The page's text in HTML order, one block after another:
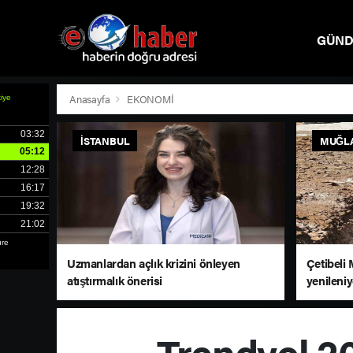
Anasayfa EKONOMİ
İSTANBUL
Uzmanlardan açlık krizini önleyen
atıştırmalık önerisi
Çetibeli